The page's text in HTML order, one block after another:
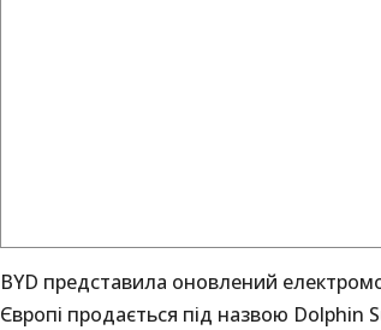
BYD представила оновлений
Європі продається під назвою